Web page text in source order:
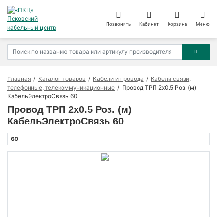
Позвонить Кабинет Корзина Меню
Главная Каталог товаров Кабели и провода
Кабели связи,
телефонные, телекоммуникационные
Провод ТРП 2х0.5 Роз. (м)
КабельЭлектроСвязь 60
Провод ТРП 2х0.5 Роз. (м)
КабельЭлектроСвязь 60
60